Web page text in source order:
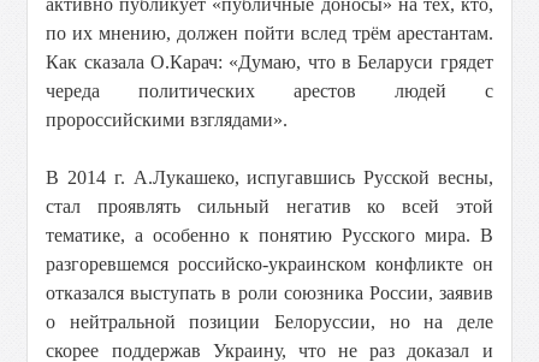
активно публикует «публичные доносы» на тех, кто,
по их мнению, должен пойти вслед трём арестантам.
Как сказала О.Карач: «Думаю, что в Беларуси грядет
череда политических арестов людей с
пророссийскими взглядами».
В 2014 г. А.Лукашеко, испугавшись Русской весны,
стал проявлять сильный негатив ко всей этой
тематике, а особенно к понятию Русского мира. В
разгоревшемся российско-украинском конфликте он
отказался выступать в роли союзника России, заявив
о нейтральной позиции Белоруссии, но на деле
скорее поддержав Украину, что не раз доказал и